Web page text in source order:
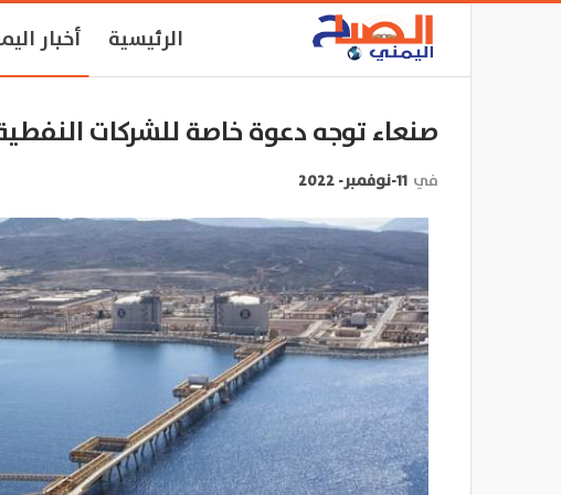
الرئيسية أخبار
صنعاء توجه دعوة خاصة للشركات
في 11-نوفمبر- 2022